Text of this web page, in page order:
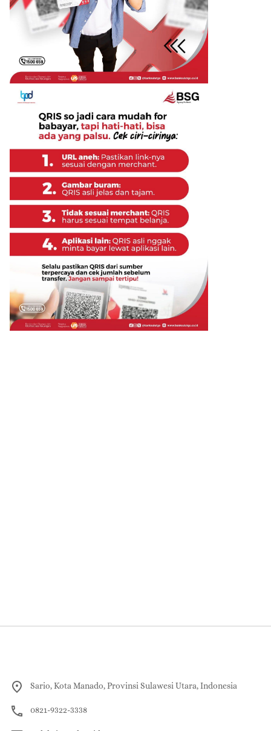
Sario, Kota Manado, Provinsi Sulawesi Utara, Indonesia
0821-9322-3338